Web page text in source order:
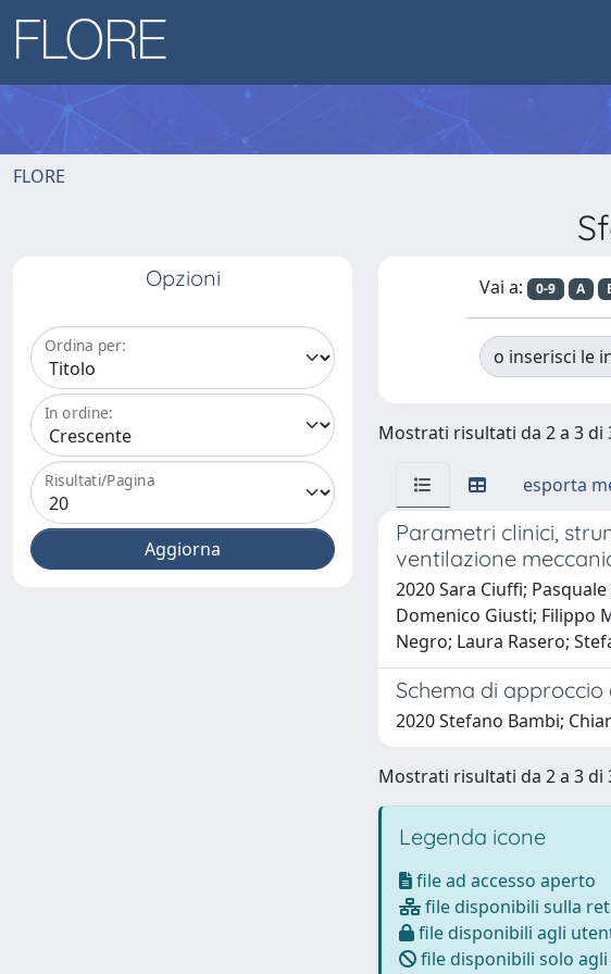
FLORE
Opzioni
Ordina per:
In ordine:
Risultati/Pagina
Vai a: 0-9 A
o inserisci le
Mostrati risultati da 2 a 3 di
esporta
Parametri clinici,
ventilazione
2020 Sara Ciuffi;
Domenico Giusti; Filippo
Negro; Laura Rasero;
Schema di
2020 Stefano Bambi;
Mostrati risultati da 2 a 3 di
Legenda icone
file ad accesso aperto
file disponibili sulla
file disponibili agli
file disponibili solo